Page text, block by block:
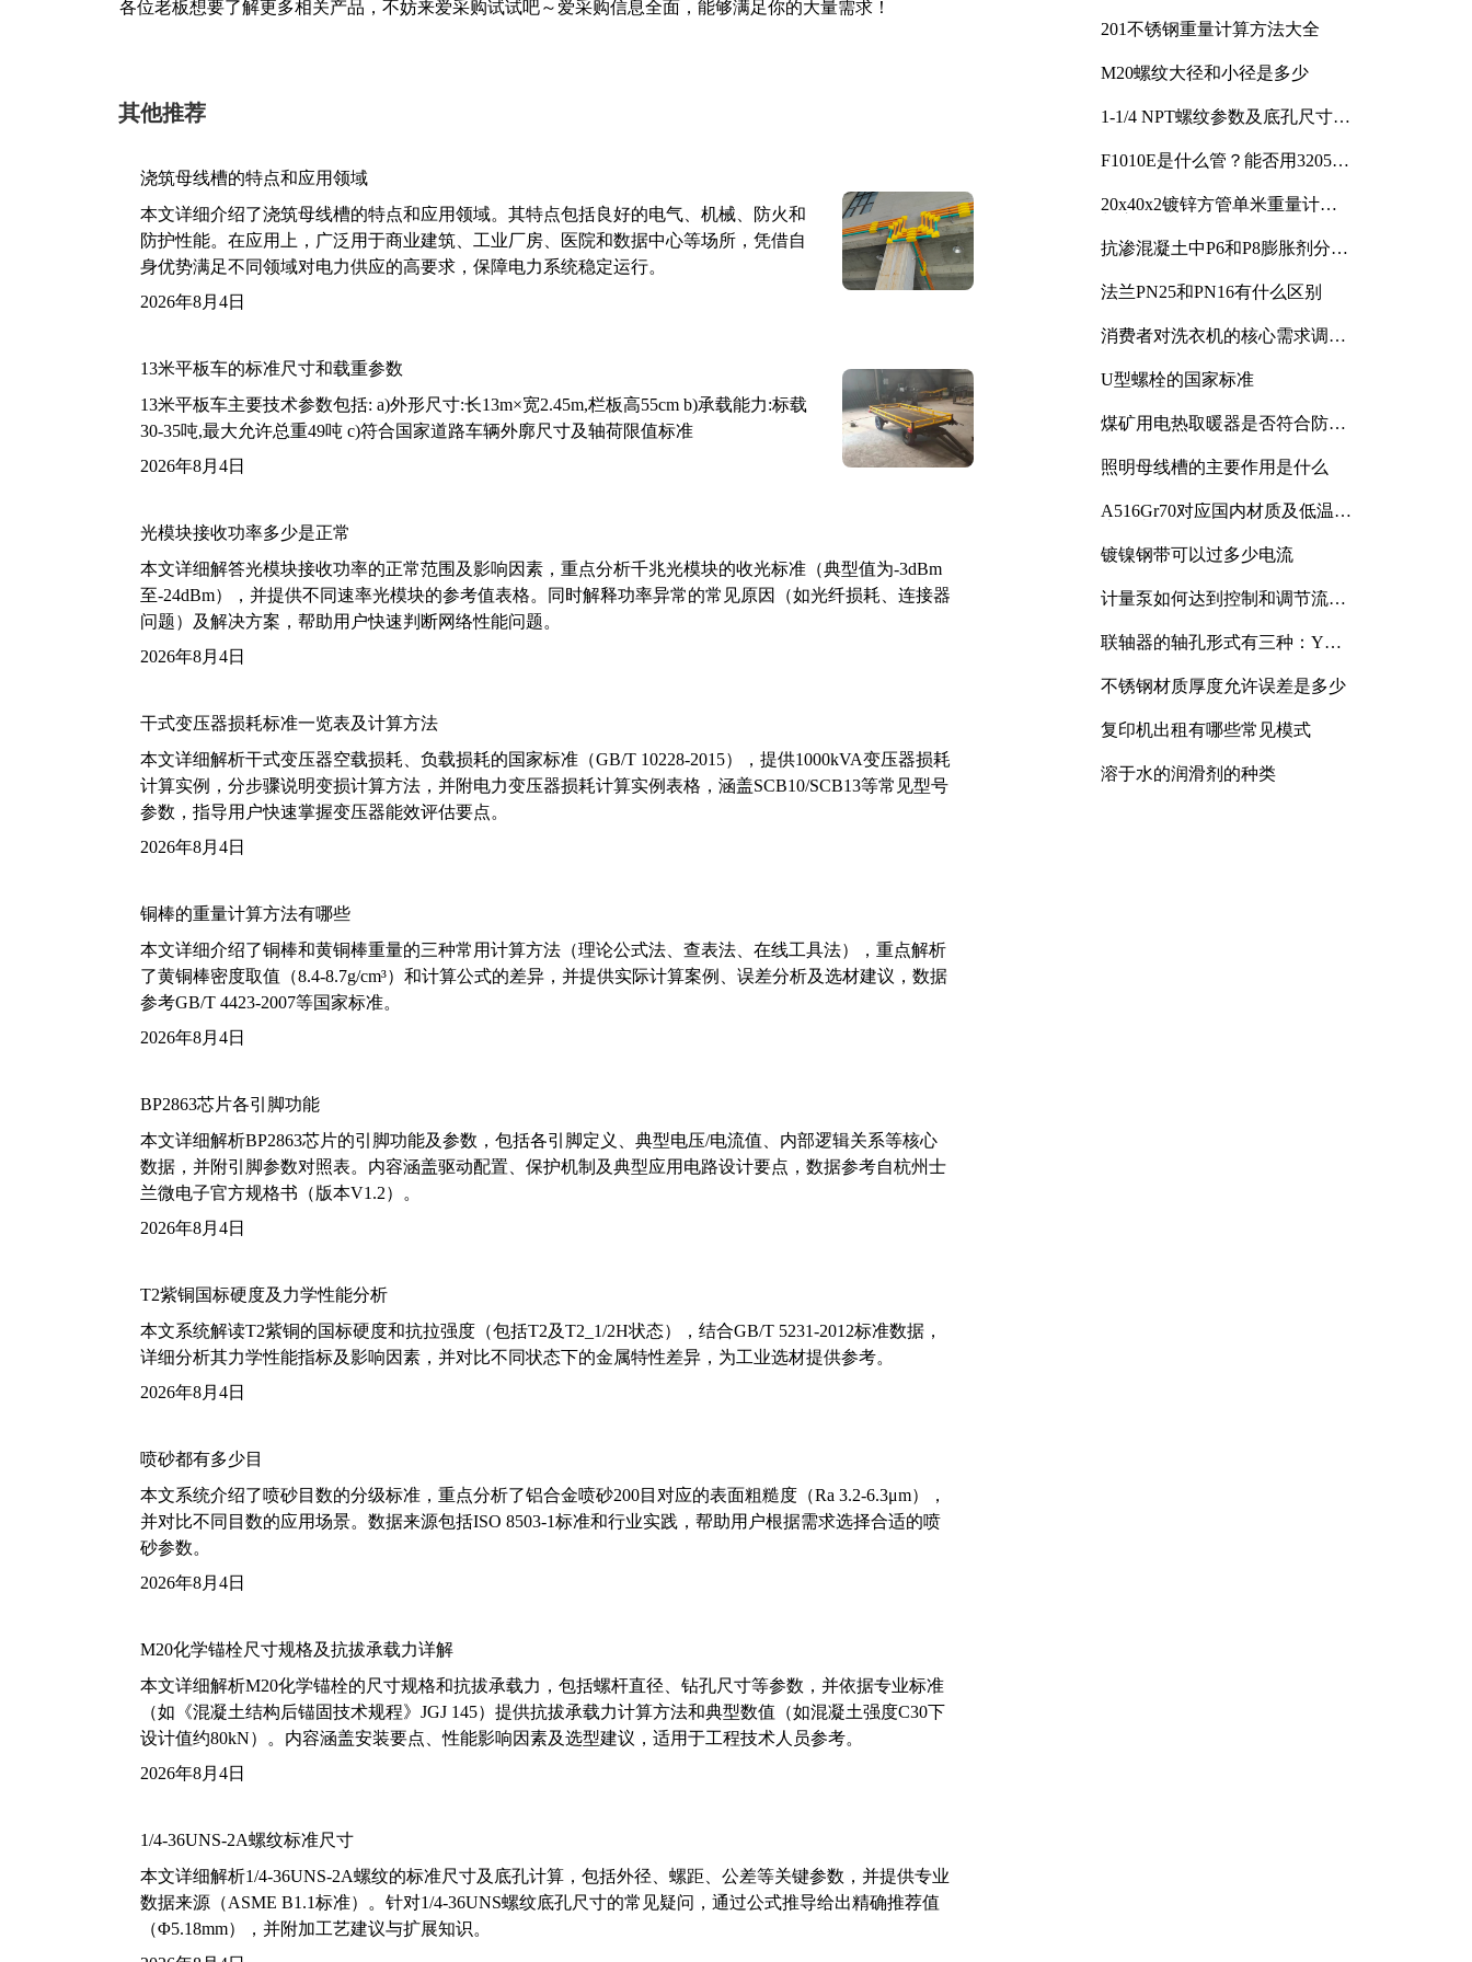
各位老板想要了解更多相关产品，不妨来爱采购试试吧～爱采购信息全面，能够满足你的大量需求！
其他推荐
浇筑母线槽的特点和应用领域
本文详细介绍了浇筑母线槽的特点和应用领域。其特点包括良好的电气、机械、防火和
防护性能。在应用上，广泛用于商业建筑、工业厂房、医院和数据中心等场所，凭借自
身优势满足不同领域对电力供应的高要求，保障电力系统稳定运行。
2026年8月4日
13米平板车的标准尺寸和载重参数
13米平板车主要技术参数包括: a)外形尺寸:长13m×宽2.45m,栏板高55cm b)承载能力:标载
30-35吨,最大允许总重49吨 c)符合国家道路车辆外廓尺寸及轴荷限值标准
2026年8月4日
光模块接收功率多少是正常
本文详细解答光模块接收功率的正常范围及影响因素，重点分析千兆光模块的收光标准（典型值为-3dBm
至-24dBm），并提供不同速率光模块的参考值表格。同时解释功率异常的常见原因（如光纤损耗、连接器
问题）及解决方案，帮助用户快速判断网络性能问题。
2026年8月4日
干式变压器损耗标准一览表及计算方法
本文详细解析干式变压器空载损耗、负载损耗的国家标准（GB/T 10228-2015），提供1000kVA变压器损耗
计算实例，分步骤说明变损计算方法，并附电力变压器损耗计算实例表格，涵盖SCB10/SCB13等常见型号
参数，指导用户快速掌握变压器能效评估要点。
2026年8月4日
铜棒的重量计算方法有哪些
本文详细介绍了铜棒和黄铜棒重量的三种常用计算方法（理论公式法、查表法、在线工具法），重点解析
了黄铜棒密度取值（8.4-8.7g/cm³）和计算公式的差异，并提供实际计算案例、误差分析及选材建议，数据
参考GB/T 4423-2007等国家标准。
2026年8月4日
BP2863芯片各引脚功能
本文详细解析BP2863芯片的引脚功能及参数，包括各引脚定义、典型电压/电流值、内部逻辑关系等核心
数据，并附引脚参数对照表。内容涵盖驱动配置、保护机制及典型应用电路设计要点，数据参考自杭州士
兰微电子官方规格书（版本V1.2）。
2026年8月4日
T2紫铜国标硬度及力学性能分析
本文系统解读T2紫铜的国标硬度和抗拉强度（包括T2及T2_1/2H状态），结合GB/T 5231-2012标准数据，
详细分析其力学性能指标及影响因素，并对比不同状态下的金属特性差异，为工业选材提供参考。
2026年8月4日
喷砂都有多少目
本文系统介绍了喷砂目数的分级标准，重点分析了铝合金喷砂200目对应的表面粗糙度（Ra 3.2-6.3μm），
并对比不同目数的应用场景。数据来源包括ISO 8503-1标准和行业实践，帮助用户根据需求选择合适的喷
砂参数。
2026年8月4日
M20化学锚栓尺寸规格及抗拔承载力详解
本文详细解析M20化学锚栓的尺寸规格和抗拔承载力，包括螺杆直径、钻孔尺寸等参数，并依据专业标准
（如《混凝土结构后锚固技术规程》JGJ 145）提供抗拔承载力计算方法和典型数值（如混凝土强度C30下
设计值约80kN）。内容涵盖安装要点、性能影响因素及选型建议，适用于工程技术人员参考。
2026年8月4日
1/4-36UNS-2A螺纹标准尺寸
本文详细解析1/4-36UNS-2A螺纹的标准尺寸及底孔计算，包括外径、螺距、公差等关键参数，并提供专业
数据来源（ASME B1.1标准）。针对1/4-36UNS螺纹底孔尺寸的常见疑问，通过公式推导给出精确推荐值
（Φ5.18mm），并附加工艺建议与扩展知识。
201不锈钢重量计算方法大全
M20螺纹大径和小径是多少
1-1/4 NPT螺纹参数及底孔尺寸详
F1010E是什么管？能否用3205或
20x40x2镀锌方管单米重量计算
抗渗混凝土中P6和P8膨胀剂分别
法兰PN25和PN16有什么区别
消费者对洗衣机的核心需求调研
U型螺栓的国家标准
煤矿用电热取暖器是否符合防爆
照明母线槽的主要作用是什么
A516Gr70对应国内材质及低温冲
镀镍钢带可以过多少电流
计量泵如何达到控制和调节流量
联轴器的轴孔形式有三种：Y
不锈钢材质厚度允许误差是多少
复印机出租有哪些常见模式
溶于水的润滑剂的种类